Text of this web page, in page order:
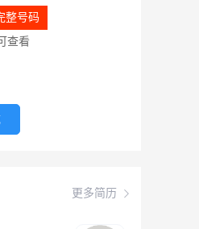
整号码
查看
更多简历